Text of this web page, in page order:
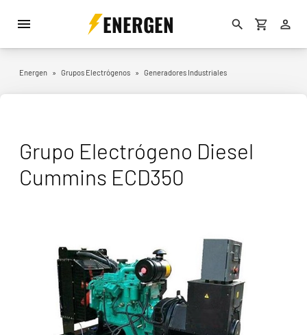
ENERGEN
Energen » Grupos Electrógenos » Generadores Industriales
Grupo Electrógeno Diesel
Cummins ECD350